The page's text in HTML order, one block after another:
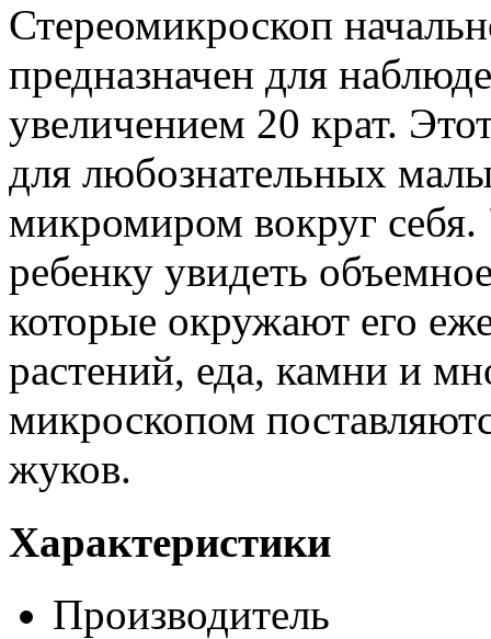
Стереомикроскоп
предназначен для
увеличением 20 крат.
для любознательных
микромиром вокруг
ребенку увидеть
которые окружают его
растений, еда, камни и
микроскопом
жуков.
Характеристики
Производитель